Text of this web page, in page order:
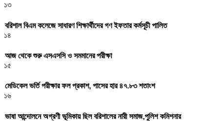
১৩
বরিশাল বিএম কলেজে সাধারণ শিক্ষার্থীদের গণ ইফতার কর্মসূচী পালিত
১৪
আজ থেকে শুরু এসএসসি ও সমমানের পরীক্ষা
১৫
মেডিকেল ভর্তি পরীক্ষার ফল প্রকাশ, পাসের হার ৪৭.৮৩ শতাংশ
১৬
ভাষা আন্দোলনে অগ্রণী ভূমিকায় ছিল বরিশালের নারী সমাজ,পুলিশ কমিশনার